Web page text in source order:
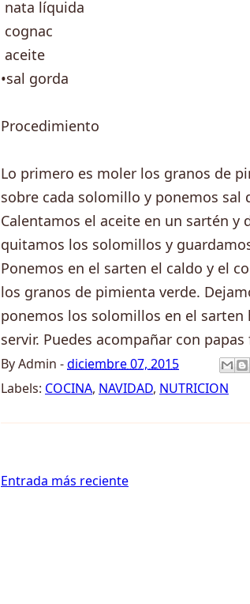
nata líquida
cognac
aceite
•sal gorda
Procedimiento
Lo primero es moler los granos de
sobre cada solomillo y ponemos sal
Calentamos el aceite en un sartén
quitamos los solomillos y
Ponemos en el sarten el caldo y el
los granos de pimienta verde.
ponemos los solomillos en el
servir. Puedes acompañar con
ByAdmin -diciembre 07, 2015
Labels: COCINA, NAVIDAD, NUTRICION
Entrada más reciente